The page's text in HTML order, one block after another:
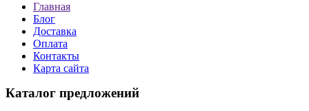
Главная
Блог
Доставка
Оплата
Контакты
Карта сайта
Каталог предложений